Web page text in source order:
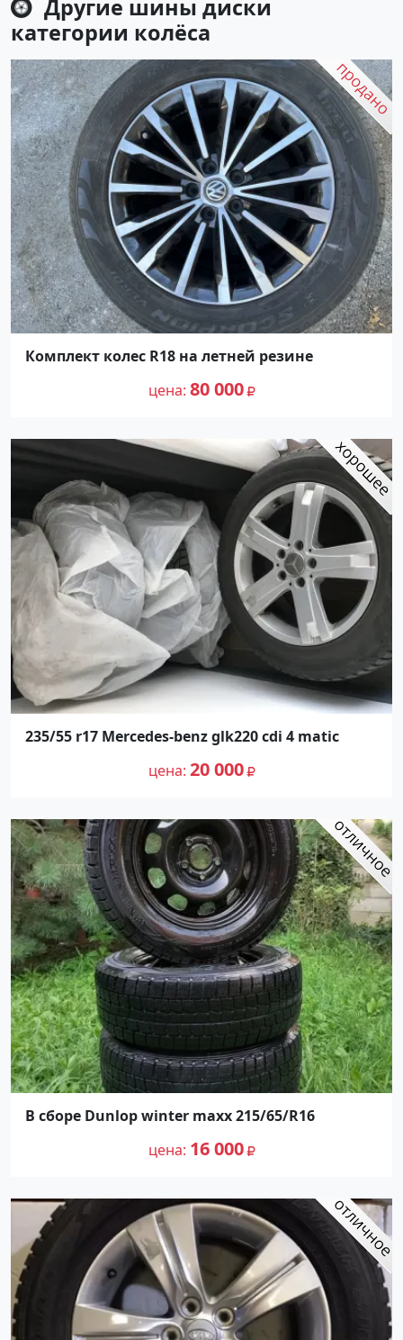
Другие шины диски
категории колёса
Комплект колес R18 на летней резине
цена 80 000
235/55 r17 Mercedes-benz glk220 cdi 4 matic
цена 20 000
В сборе Dunlop winter maxx 215/65/R16
цена 16 000